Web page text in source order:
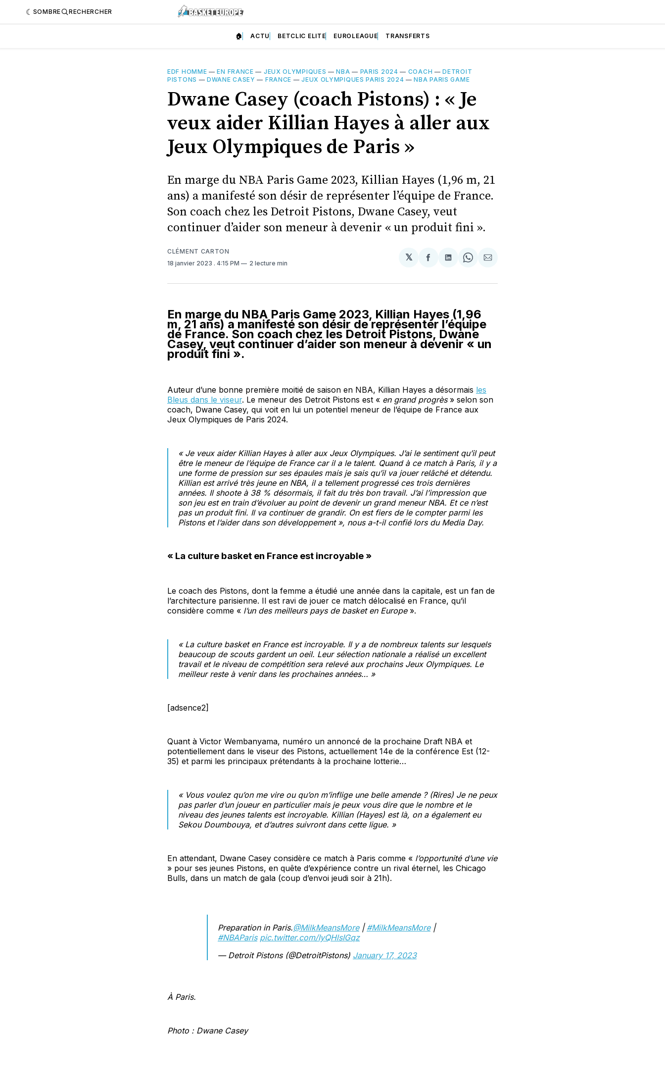
SOMBRE RECHERCHER
🏠 ACTU BETCLIC ELITE EUROLEAGUE TRANSFERTS
EDF HOMME —EN FRANCE — JEUX OLYMPIQUES —NBA — PARIS 2024 — COACH —DETROIT
PISTONS —DWANE CASEY — FRANCE —JEUX OLYMPIQUES PARIS 2024 —NBA PARIS GAME
Dwane Casey (coach Pistons) : « Je
veux aider Killian Hayes à aller aux
Jeux Olympiques de Paris »
En marge du NBA Paris Game 2023, Killian Hayes (1,96 m, 21
ans) a manifesté son désir de représenter l’équipe de France.
Son coach chez les Detroit Pistons, Dwane Casey, veut
continuer d’aider son meneur à devenir « un produit fini ».
CLÉMENT CARTON
18 janvier 2023 . 4:15 PM 2 lecture min
𝕏
Partager
Facebook
Partager
LinkedIn
Share
WhatsApp
Partager
Courriel
En marge du NBA Paris Game 2023, Killian Hayes (1,96
m, 21 ans) a manifesté son désir de représenter l’équipe
de France. Son coach chez les Detroit Pistons, Dwane
Casey, veut continuer d’aider son meneur à devenir « un
produit fini ».
Auteur d’une bonne première moitié de saison en NBA, Killian Hayes a désormais les
Bleus dans le viseur. Le meneur des Detroit Pistons est « en grand progrès » selon son
coach, Dwane Casey, qui voit en lui un potentiel meneur de l’équipe de France aux
Jeux Olympiques de Paris 2024.
« Je veux aider Killian Hayes à aller aux Jeux Olympiques. J’ai le sentiment qu’il peut
être le meneur de l’équipe de France car il a le talent. Quand à ce match à Paris, il y a
une forme de pression sur ses épaules mais je sais qu’il va jouer relâché et détendu.
Killian est arrivé très jeune en NBA, il a tellement progressé ces trois dernières
années. Il shoote à 38 % désormais, il fait du très bon travail. J’ai l’impression que
son jeu est en train d’évoluer au point de devenir un grand meneur NBA. Et ce n’est
pas un produit fini. Il va continuer de grandir. On est fiers de le compter parmi les
Pistons et l’aider dans son développement », nous a-t-il confié lors du Media Day.
« La culture basket en France est incroyable »
Le coach des Pistons, dont la femme a étudié une année dans la capitale, est un fan de
l’architecture parisienne. Il est ravi de jouer ce match délocalisé en France, qu’il
considère comme « l’un des meilleurs pays de basket en Europe».
« La culture basket en France est incroyable. Il y a de nombreux talents sur lesquels
beaucoup de scouts gardent un oeil. Leur sélection nationale a réalisé un excellent
travail et le niveau de compétition sera relevé aux prochains Jeux Olympiques. Le
meilleur reste à venir dans les prochaines années… »
[adsence2]
Quant à Victor Wembanyama, numéro un annoncé de la prochaine Draft NBA et
potentiellement dans le viseur des Pistons, actuellement 14e de la conférence Est (12-
35) et parmi les principaux prétendants à la prochaine lotterie…
« Vous voulez qu’on me vire ou qu’on m’inflige une belle amende ? (Rires) Je ne peux
pas parler d’un joueur en particulier mais je peux vous dire que le nombre et le
niveau des jeunes talents est incroyable. Killian (Hayes) est là, on a également eu
Sekou Doumbouya, et d’autres suivront dans cette ligue. »
En attendant, Dwane Casey considère ce match à Paris comme « l’opportunité d’une vie
» pour ses jeunes Pistons, en quête d’expérience contre un rival éternel, les Chicago
Bulls, dans un match de gala (coup d’envoi jeudi soir à 21h).
Preparation in Paris.@MilkMeansMore| #MilkMeansMore|
#NBAParis pic.twitter.com/IyQHlsIGqz
— Detroit Pistons (@DetroitPistons) January 17, 2023
À Paris.
Photo : Dwane Casey